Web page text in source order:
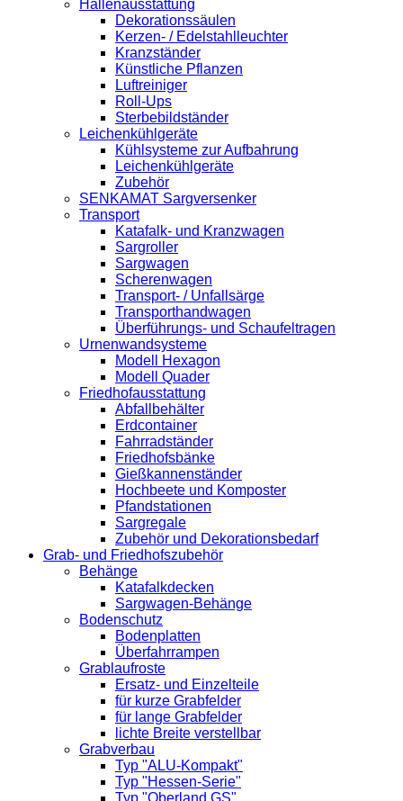
Hallenausstattung
Dekorationssäulen
Kerzen- / Edelstahlleuchter
Kranzständer
Künstliche Pflanzen
Luftreiniger
Roll-Ups
Sterbebildständer
Leichenkühlgeräte
Kühlsysteme zur Aufbahrung
Leichenkühlgeräte
Zubehör
SENKAMAT Sargversenker
Transport
Katafalk- und Kranzwagen
Sargroller
Sargwagen
Scherenwagen
Transport- / Unfallsärge
Transporthandwagen
Überführungs- und Schaufeltragen
Urnenwandsysteme
Modell Hexagon
Modell Quader
Friedhofausstattung
Abfallbehälter
Erdcontainer
Fahrradständer
Friedhofsbänke
Gießkannenständer
Hochbeete und Komposter
Pfandstationen
Sargregale
Zubehör und Dekorationsbedarf
Grab- und Friedhofszubehör
Behänge
Katafalkdecken
Sargwagen-Behänge
Bodenschutz
Bodenplatten
Überfahrrampen
Grablaufroste
Ersatz- und Einzelteile
für kurze Grabfelder
für lange Grabfelder
lichte Breite verstellbar
Grabverbau
Typ "ALU-Kompakt"
Typ "Hessen-Serie"